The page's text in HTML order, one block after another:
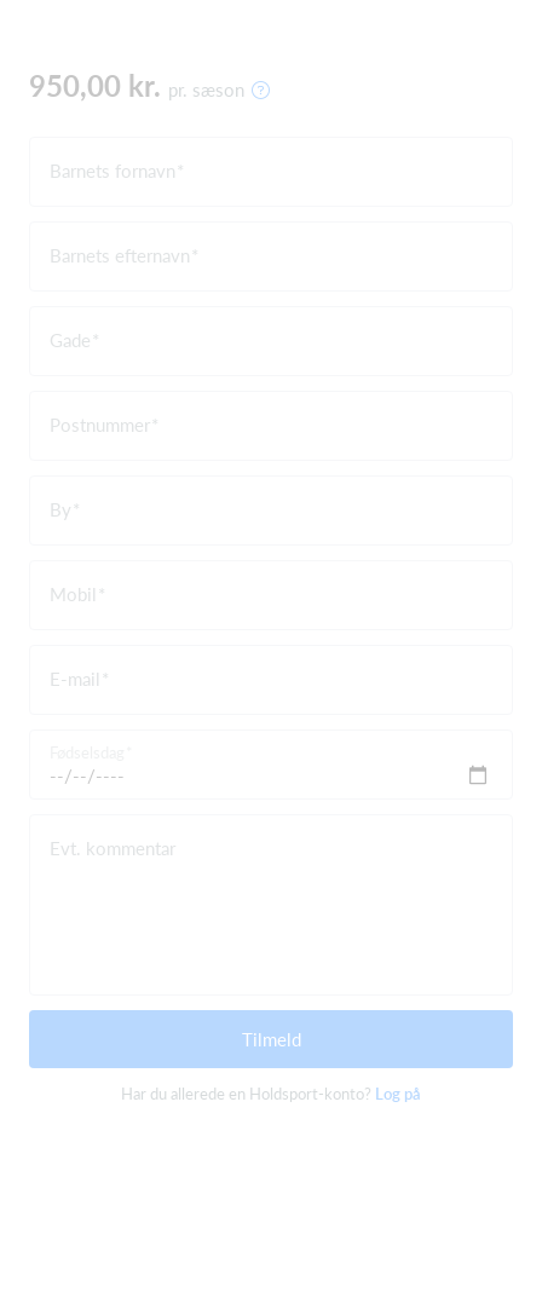
950,00 kr. pr. sæson
Barnets fornavn
Barnets efternavn
Gade
Postnummer
By
Mobil
E-mail
Evt. kommentar
Tilmeld
Har du allerede en Holdsport-konto? Log på